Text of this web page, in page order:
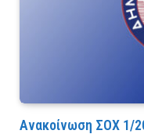
Ανακοίνωση ΣΟΧ 1/